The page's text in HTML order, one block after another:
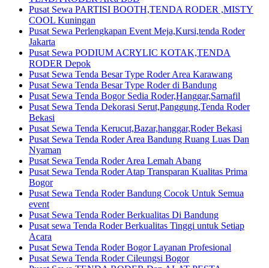
Pusat Sewa PARTISI BOOTH,TENDA RODER ,MISTY
COOL Kuningan
Pusat Sewa Perlengkapan Event Meja,Kursi,tenda Roder
Jakarta
Pusat Sewa PODIUM ACRYLIC KOTAK,TENDA
RODER Depok
Pusat Sewa Tenda Besar Type Roder Area Karawang
Pusat Sewa Tenda Besar Type Roder di Bandung
Pusat Sewa Tenda Bogor Sedia Roder,Hanggar,Sarnafil
Pusat Sewa Tenda Dekorasi Serut,Panggung,Tenda Roder
Bekasi
Pusat Sewa Tenda Kerucut,Bazar,hanggar,Roder Bekasi
Pusat Sewa Tenda Roder Area Bandung Ruang Luas Dan
Nyaman
Pusat Sewa Tenda Roder Area Lemah Abang
Pusat Sewa Tenda Roder Atap Transparan Kualitas Prima
Bogor
Pusat Sewa Tenda Roder Bandung Cocok Untuk Semua
event
Pusat Sewa Tenda Roder Berkualitas Di Bandung
Pusat sewa Tenda Roder Berkualitas Tinggi untuk Setiap
Acara
Pusat Sewa Tenda Roder Bogor Layanan Profesional
Pusat Sewa Tenda Roder Cileungsi Bogor